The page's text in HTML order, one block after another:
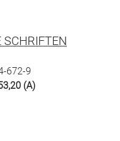
SCHRIFTEN
672-9
(A)